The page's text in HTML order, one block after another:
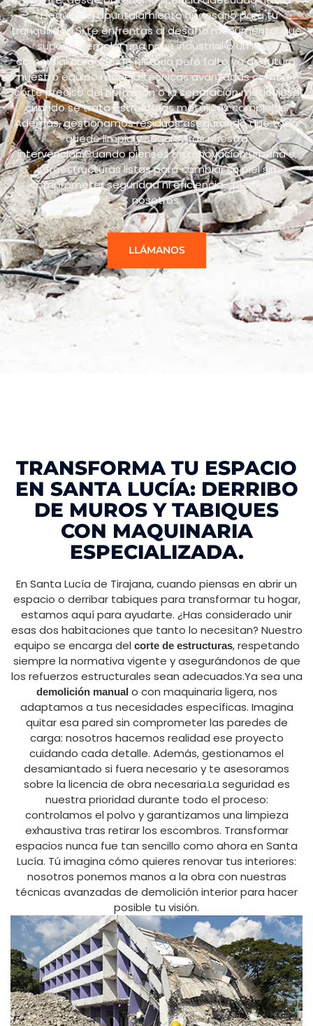
asegurar el apuntalamiento necesario para tu
tranquilidad.Si te enfrentas al desafío monumental que
supone demoler una nave industrial o un local
comercial cargado de historia pero falto ya de futuro,
nuestro equipo maneja técnicas avanzadas como el
corte preciso del hormigón o la separación meticulosa
cuando se trata estructuras metálicas complejas.
Además, gestionamos residuos asegurando que todo
quede limpio y seguro tras nuestra
intervención.Cuando pienses en renovación urbana e
infraestructuras listas para cambiar su piel sin
comprometer seguridad ni eficiencia… piensa en
nosotros.
LLÁMANOS
TRANSFORMA TU ESPACIO
EN SANTA LUCÍA: DERRIBO
DE MUROS Y TABIQUES
CON MAQUINARIA
ESPECIALIZADA.
En Santa Lucía de Tirajana, cuando piensas en abrir un
espacio o derribar tabiques para transformar tu hogar,
estamos aquí para ayudarte. ¿Has considerado unir
esas dos habitaciones que tanto lo necesitan? Nuestro
equipo se encarga del corte de estructuras, respetando
siempre la normativa vigente y asegurándonos de que
los refuerzos estructurales sean adecuados.Ya sea una
demolición manual o con maquinaria ligera, nos
adaptamos a tus necesidades específicas. Imagina
quitar esa pared sin comprometer las paredes de
carga: nosotros hacemos realidad ese proyecto
cuidando cada detalle. Además, gestionamos el
desamiantado si fuera necesario y te asesoramos
sobre la licencia de obra necesaria.La seguridad es
nuestra prioridad durante todo el proceso:
controlamos el polvo y garantizamos una limpieza
exhaustiva tras retirar los escombros. Transformar
espacios nunca fue tan sencillo como ahora en Santa
Lucía. Tú imagina cómo quieres renovar tus interiores:
nosotros ponemos manos a la obra con nuestras
técnicas avanzadas de demolición interior para hacer
posible tu visión.